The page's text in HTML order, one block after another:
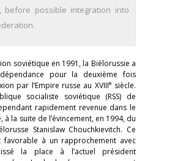
before possible integration into
soviétique en 1991, la Biélorussie a
pour la deuxième fois
par l’Empire russe au XVIIIesiècle.
socialiste soviétique (RSS) de
rapidement revenue dans le
à la suite de l’évincement, en 1994, du
Stanislaw Chouchkievitch. Ce
favorable à un rapprochement avec
la place à l’actuel président